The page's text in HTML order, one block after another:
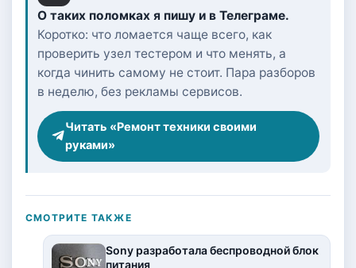
О таких поломках я пишу и в Телеграме.
Коротко: что ломается чаще всего, как
проверить узел тестером и что менять, а
когда чинить самому не стоит. Пара разборов
в неделю, без рекламы сервисов.
Читать «Ремонт техники своими
руками»
СМОТРИТЕ ТАКЖЕ
Sony разработала беспроводной блок
питания